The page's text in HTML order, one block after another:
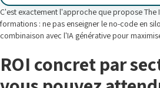
C'est exactement l'approche que propose The
formations : ne pas enseigner le no-code en
combinaison avec l'IA générative pour
ROI concret par